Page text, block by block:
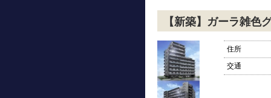
【新築】ガーラ雑色
住所
交通